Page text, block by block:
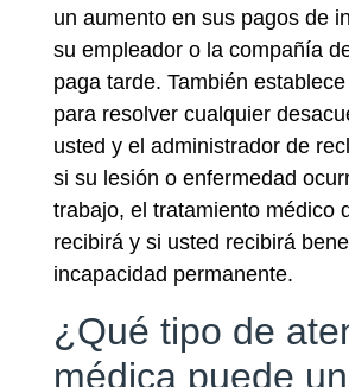
un aumento en sus pagos de
su empleador o la compañía
paga tarde. También
para resolver cualquier
usted y el administrador de
si su lesión o enfermedad
trabajo, el tratamiento médico
recibirá y si usted recibirá
incapacidad permanente.
¿Qué tipo de
médica puede un